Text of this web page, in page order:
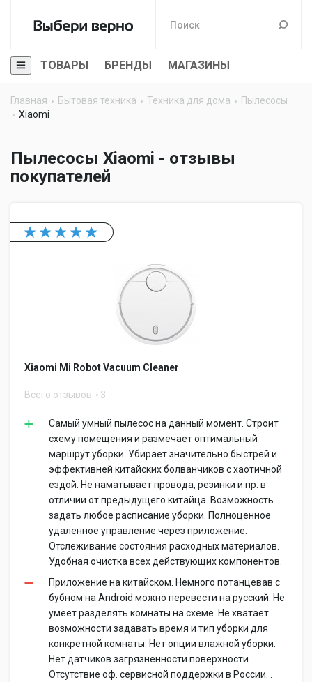
ТОВАРЫ БРЕНДЫ МАГАЗИНЫ
Главная Бытовая техника Техника для дома
Пылесосы
Xiaomi
Пылесосы Xiaomi - отзывы
покупателей
Xiaomi Mi Robot Vacuum Cleaner
Всего отзывов 3
Самый умный пылесос на данный момент. Строит
схему помещения и размечает оптимальный
маршрут уборки. Убирает значительно быстрей и
эффективней китайских болванчиков с хаотичной
ездой. Не наматывает провода, резинки и пр. в
отличии от предыдущего китайца. Возможность
задать любое расписание уборки. Полноценное
удаленное управление через приложение.
Отслеживание состояния расходных материалов.
Удобная очистка всех действующих компонентов.
Приложение на китайском. Немного потанцевав с
бубном на Android можно перевести на русский. Не
умеет разделять комнаты на схеме. Не хватает
возможности задавать время и тип уборки для
конкретной комнаты. Нет опции влажной уборки.
Нет датчиков загрязненности поверхности
Отсутствие оф. сервисной поддержки в России. .